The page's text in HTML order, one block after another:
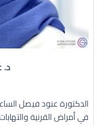
د.
الدكتورة عنود فيصل
في أمراض القرنية